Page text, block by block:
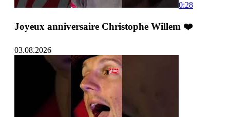
0:28
Joyeux anniversaire Christophe Willem ❤️
03.08.2026